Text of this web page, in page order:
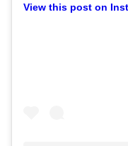
View this post on